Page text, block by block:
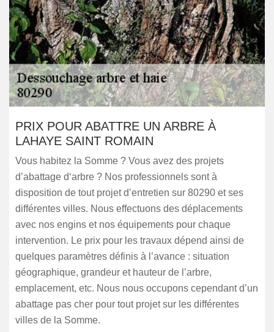
PRIX POUR ABATTRE UN ARBRE À
LAHAYE SAINT ROMAIN
Vous habitez la Somme ? Vous avez des projets
d’abattage d‘arbre ? Nos professionnels sont à
disposition de tout projet d’entretien sur 80290 et ses
différentes villes. Nous effectuons des déplacements
avec nos engins et nos équipements pour chaque
intervention. Le prix pour les travaux dépend ainsi de
quelques paramètres définis à l’avance : situation
géographique, grandeur et hauteur de l’arbre,
emplacement, etc. Nous nous occupons cependant d’un
abattage pas cher pour tout projet sur les différentes
villes de la Somme.